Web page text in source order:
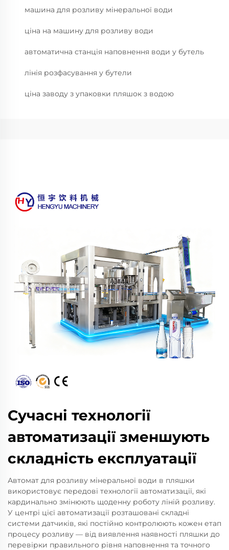
машина для розливу мінеральної води
ціна на машину для розливу води
автоматична станція наповнення води у бутель
лінія розфасування у бутели
ціна заводу з упаковки пляшок з водою
Сучасні технології
автоматизації зменшують
складність експлуатації
Автомат для розливу мінеральної води в пляшки
використовує передові технології автоматизації, які
кардинально змінюють щоденну роботу ліній розливу.
У центрі цієї автоматизації розташовані складні
системи датчиків, які постійно контролюють кожен етап
процесу розливу — від виявлення наявності пляшки до
перевірки правильного рівня наповнення та точного